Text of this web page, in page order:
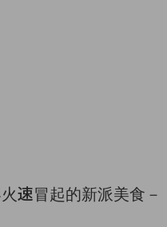
速冒起的新派美食－